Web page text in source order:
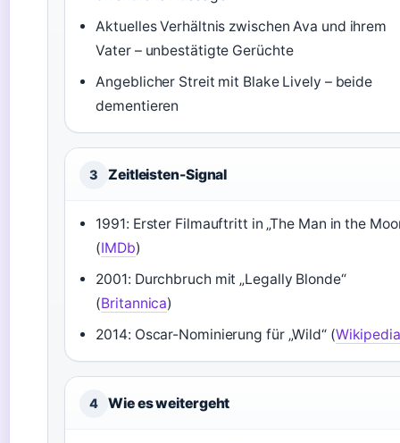
Aktuelles Verhältnis zwischen Ava und ihrem
Vater – unbestätigte Gerüchte
Angeblicher Streit mit Blake Lively – beide
dementieren
3 Zeitleisten-Signal
1991: Erster Filmauftritt in „The Man in the
(IMDb)
2001: Durchbruch mit „Legally Blonde“
(Britannica)
2014: Oscar-Nominierung für „Wild“ (Wikipedia
4 Wie es weitergeht